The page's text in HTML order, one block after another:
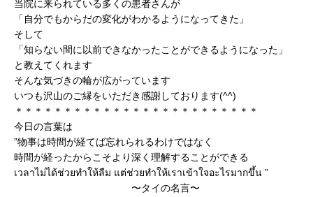
当院に来られている多くの患者さんが
「自分でもからだの変化がわかるようになってきた」
そして
「知らない間に以前できなかったことができるようになった」
と教えてくれます
そんな気づきの輪が広がっています
いつも沢山のご縁をいただき感謝しております(^^)
＊＊＊＊＊＊＊＊＊＊＊＊＊＊＊＊＊＊＊＊＊＊＊＊＊
今日の言葉は
”物事は時間が経てば忘れられるわけではなく
時間が経ったからこそより深く理解することができる
เวลาไม่ได้ช่วยทำให้ลืม แต่ช่วยทำให้เราเข้าใจอะไรมากขึ้น ”
〜タイの名言〜